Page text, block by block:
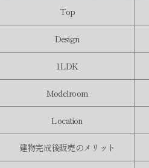
Top
Design
1LDK
Modelroom
Location
建物完成後販売のメリット